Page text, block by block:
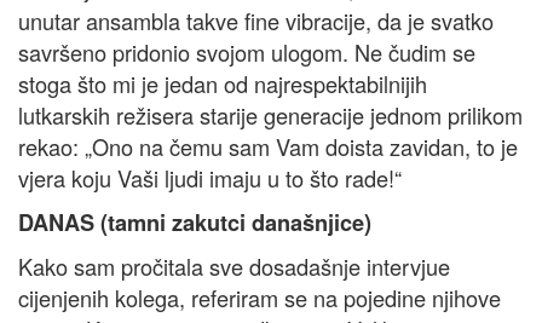
unutar ansambla takve fine vibracije, da je svatko
savršeno pridonio svojom ulogom. Ne čudim se
stoga što mi je jedan od najrespektabilnijih
lutkarskih režisera starije generacije jednom prilikom
rekao: „Ono na čemu sam Vam doista zavidan, to je
vjera koju Vaši ljudi imaju u to što rade!“
DANAS (tamni zakutci današnjice)
Kako sam pročitala sve dosadašnje intervjue
cijenjenih kolega, referiram se na pojedine njihove